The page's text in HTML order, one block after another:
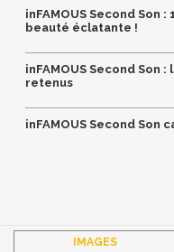
inFAMOUS Second Son
beauté éclatante !
inFAMOUS Second Son
retenus
inFAMOUS Second Son
IMAGES